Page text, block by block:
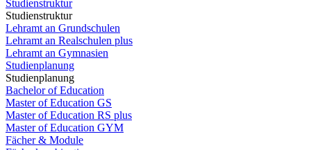
Studienstruktur
Studienstruktur
Lehramt an Grundschulen
Lehramt an Realschulen plus
Lehramt an Gymnasien
Studienplanung
Studienplanung
Bachelor of Education
Master of Education GS
Master of Education RS plus
Master of Education GYM
Fächer & Module